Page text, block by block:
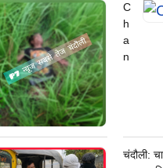
C
h
a
n
C
ri
चंदौली: